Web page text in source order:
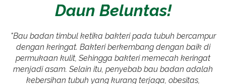
Daun Beluntas!
"Bau badan timbul ketika bakteri pada tubuh bercampur
dengan keringat. Bakteri berkembang dengan baik di
permukaan kulit, Sehingga bakteri memecah keringat
menjadi asam. Selain itu, penyebab bau badan adalah
kebersihan tubuh yang kurang terjaga, obesitas,